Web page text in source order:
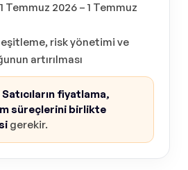
1 Temmuz 2026 – 1 Temmuz
risk yönetimi ve
artırılması
Satıcıların fiyatlama,
süreçlerini birlikte
gerekir.